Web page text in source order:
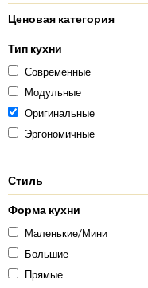
Ценовая категория
Тип кухни
Современные
Модульные
Оригинальные
Эргономичные
Стиль
Форма кухни
Маленькие/Мини
Большие
Прямые